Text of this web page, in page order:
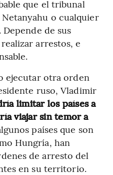
que el tribunal
o cualquier
de sus
arrestos, e
ejecutar otra orden
ruso, Vladimir
limitar los países a
viajar sin temor a
países que son
Hungría, han
de arresto del
en su territorio.